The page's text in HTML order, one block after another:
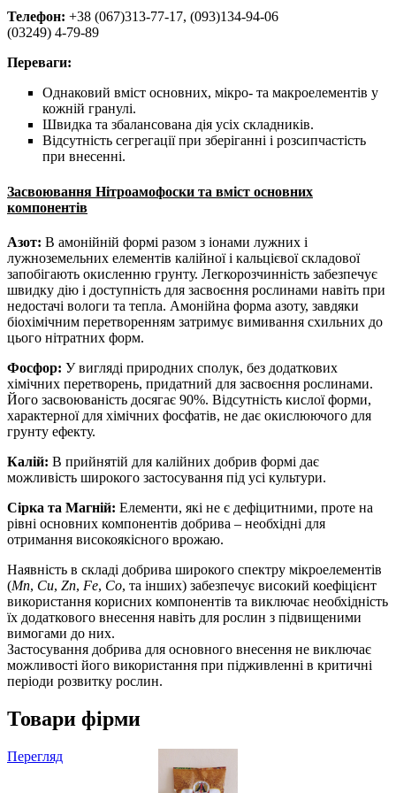
Телефон: +38 (067)313-77-17, (093)134-94-06
(03249) 4-79-89
Переваги:
Однаковий вміст основних, мікро- та макроелементів у
кожній гранулі.
Швидка та збалансована дія усіх складників.
Відсутність сегрегації при зберіганні і розсипчастість
при внесенні.
Засвоювання Нітроамофоски та вміст основних
компонентів
Азот: В амонійній формі разом з іонами лужних і
лужноземельних елементів калійної і кальцієвої складової
запобігають окисленню грунту. Легкорозчинність забезпечує
швидку дію і доступність для засвоєння рослинами навіть при
недостачі вологи та тепла. Амонійна форма азоту, завдяки
біохімічним перетворенням затримує вимивання схильних до
цього нітратних форм.
Фосфор: У вигляді природних сполук, без додаткових
хімічних перетворень, придатний для засвоєння рослинами.
Його засвоюваність досягає 90%. Відсутність кислої форми,
характерної для хімічних фосфатів, не дає окислюючого для
грунту ефекту.
Калій: В прийнятій для калійних добрив формі дає
можливість широкого застосування під усі культури.
Сірка та Магній: Елементи, які не є дефіцитними, проте на
рівні основних компонентів добрива – необхідні для
отримання високоякісного врожаю.
Наявність в складі добрива широкого спектру мікроелементів
(Mn, Cu, Zn, Fe, Co, та інших) забезпечує високий коефіцієнт
використання корисних компонентів та виключає необхідність
їх додаткового внесення навіть для рослин з підвищеними
вимогами до них.
Застосування добрива для основного внесення не виключає
можливості його використання при підживленні в критичні
періоди розвитку рослин.
Товари фірми
Перегляд